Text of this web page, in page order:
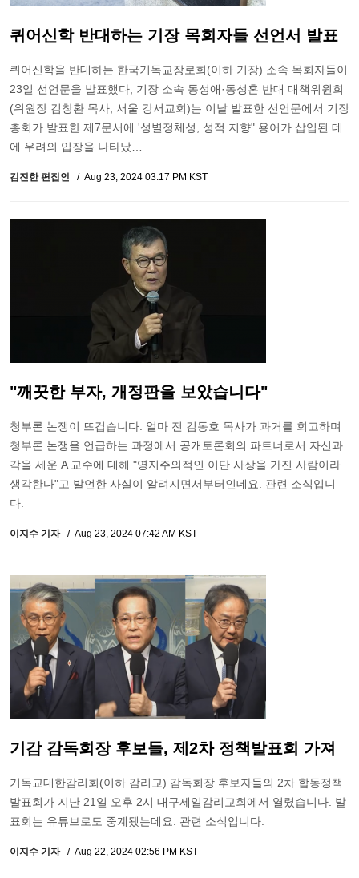
퀴어신학 반대하는 기장 목회자들 선언서 발표
퀴어신학을 반대하는 한국기독교장로회(이하 기장) 소속 목회자들이
23일 선언문을 발표했다, 기장 소속 동성애·동성혼 반대 대책위원회
(위원장 김창환 목사, 서울 강서교회)는 이날 발표한 선언문에서 기장
총회가 발표한 제7문서에 '성별정체성, 성적 지향" 용어가 삽입된 데
에 우려의 입장을 나타났…
김진한 편집인 Aug 23, 2024 03:17 PM KST
"깨끗한 부자, 개정판을 보았습니다"
청부론 논쟁이 뜨겁습니다. 얼마 전 김동호 목사가 과거를 회고하며
청부론 논쟁을 언급하는 과정에서 공개토론회의 파트너로서 자신과
각을 세운 A 교수에 대해 "영지주의적인 이단 사상을 가진 사람이라
생각한다"고 발언한 사실이 알려지면서부터인데요. 관련 소식입니
다.
이지수 기자 Aug 23, 2024 07:42 AM KST
기감 감독회장 후보들, 제2차 정책발표회 가져
기독교대한감리회(이하 감리교) 감독회장 후보자들의 2차 합동정책
발표회가 지난 21일 오후 2시 대구제일감리교회에서 열렸습니다. 발
표회는 유튜브로도 중계됐는데요. 관련 소식입니다.
이지수 기자 Aug 22, 2024 02:56 PM KST